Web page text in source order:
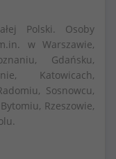
Polski. Osoby
w Warszawie,
Gdańsku,
Katowicach,
Sosnowcu,
Rzeszowie,